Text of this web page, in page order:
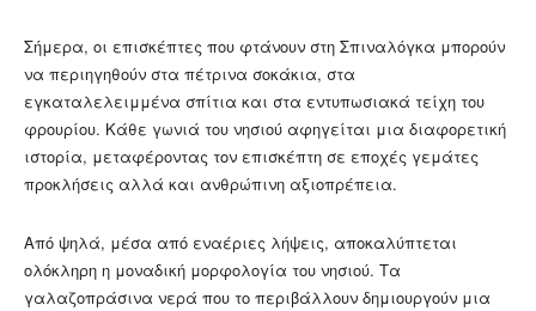
Σήμερα, οι επισκέπτες που φτάνουν στη Σπιναλόγκα μπορούν
να περιηγηθούν στα πέτρινα σοκάκια, στα
εγκαταλελειμμένα σπίτια και στα εντυπωσιακά τείχη του
φρουρίου. Κάθε γωνιά του νησιού αφηγείται μια διαφορετική
ιστορία, μεταφέροντας τον επισκέπτη σε εποχές γεμάτες
προκλήσεις αλλά και ανθρώπινη αξιοπρέπεια.
Από ψηλά, μέσα από εναέριες λήψεις, αποκαλύπτεται
ολόκληρη η μοναδική μορφολογία του νησιού. Τα
γαλαζοπράσινα νερά που το περιβάλλουν δημιουργούν μια